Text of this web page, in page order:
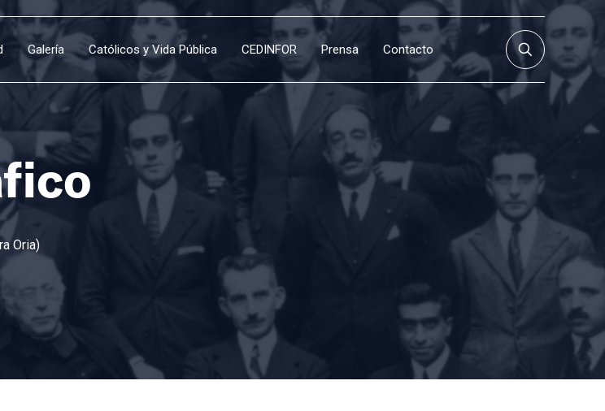
Galería Católicos y Vida Pública CEDINFOR Prensa Contacto
Oria)